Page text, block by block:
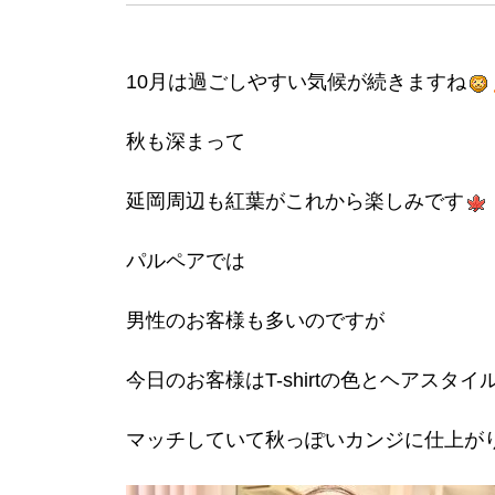
10月は過ごしやすい気候が続きますね
秋も深まって
延岡周辺も紅葉がこれから楽しみです
パルペアでは
男性のお客様も多いのですが
今日のお客様はT-shirtの色とヘアスタイ
マッチしていて秋っぽいカンジに仕上が